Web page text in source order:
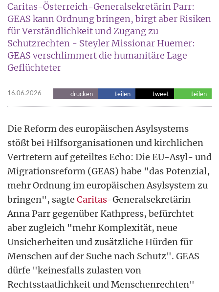
Caritas-Österreich-Generalsekretärin Parr:
GEAS kann Ordnung bringen, birgt aber Risiken
für Verständlichkeit und Zugang zu
Schutzrechten - Steyler Missionar Huemer:
GEAS verschlimmert die humanitäre Lage
Geflüchteter
16.06.2026 drucken teilen tweet teilen
Die Reform des europäischen Asylsystems
stößt bei Hilfsorganisationen und kirchlichen
Vertretern auf geteiltes Echo: Die EU-Asyl- und
Migrationsreform (GEAS) habe "das Potenzial,
mehr Ordnung im europäischen Asylsystem zu
bringen", sagte Caritas-Generalsekretärin
Anna Parr gegenüber Kathpress, befürchtet
aber zugleich "mehr Komplexität, neue
Unsicherheiten und zusätzliche Hürden für
Menschen auf der Suche nach Schutz". GEAS
dürfe "keinesfalls zulasten von
Rechtsstaatlichkeit und Menschenrechten"